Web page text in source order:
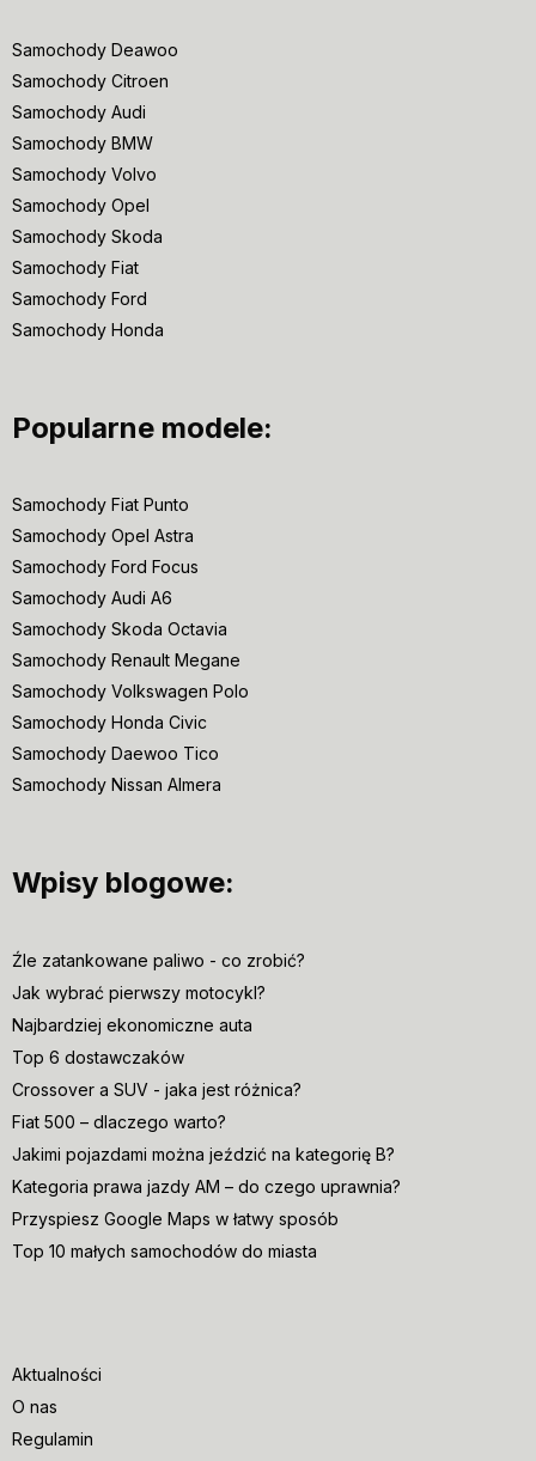
Samochody Deawoo
Samochody Citroen
Samochody Audi
Samochody BMW
Samochody Volvo
Samochody Opel
Samochody Skoda
Samochody Fiat
Samochody Ford
Samochody Honda
Popularne modele:
Samochody Fiat Punto
Samochody Opel Astra
Samochody Ford Focus
Samochody Audi A6
Samochody Skoda Octavia
Samochody Renault Megane
Samochody Volkswagen Polo
Samochody Honda Civic
Samochody Daewoo Tico
Samochody Nissan Almera
Wpisy blogowe:
Źle zatankowane paliwo - co zrobić?
Jak wybrać pierwszy motocykl?
Najbardziej ekonomiczne auta
Top 6 dostawczaków
Crossover a SUV - jaka jest różnica?
Fiat 500 – dlaczego warto?
Jakimi pojazdami można jeździć na kategorię B?
Kategoria prawa jazdy AM – do czego uprawnia?
Przyspiesz Google Maps w łatwy sposób
Top 10 małych samochodów do miasta
Aktualności
O nas
Regulamin